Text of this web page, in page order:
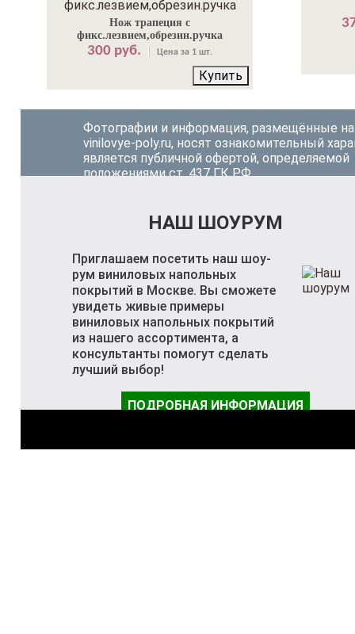
Нож трапеция с
фикс.лезвием,обрезин.ручка
300 руб. Цена за 1 шт.
Купить
Фотографии и информация, размещённые на
vinilovye-poly.ru, носят ознакомительный
является публичной офертой, определяемой
положениями ст. 437 ГК РФ.
НАШ ШОУРУМ
Приглашаем посетить наш шоу-
рум виниловых напольных
покрытий в Москве. Вы сможете
увидеть живые примеры
виниловых напольных покрытий
из нашего ассортимента, а
консультанты помогут сделать
лучший выбор!
ПОДРОБНАЯ ИНФОРМАЦИЯ